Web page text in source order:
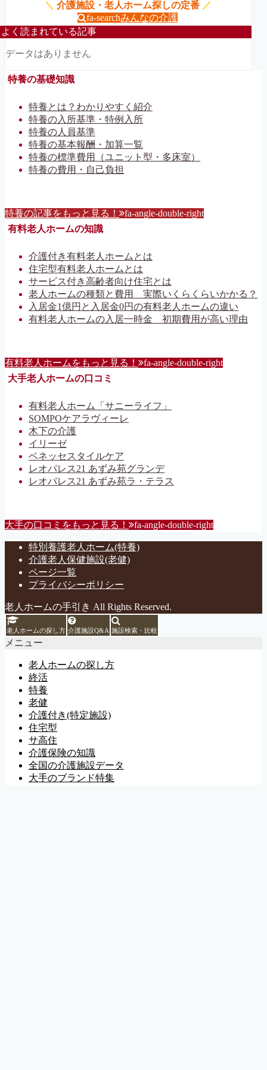
＼ 介護施設・老人ホーム探しの定番 ／
fa-searchみんなの介護
よく読まれている記事
データはありません
特養の基礎知識
特養とは？わかりやすく紹介
特養の入所基準・特例入所
特養の人員基準
特養の基本報酬・加算一覧
特養の標準費用（ユニット型・多床室）
特養の費用・自己負担
特養の記事をもっと見る！ fa-angle-double-right
有料老人ホームの知識
介護付き有料老人ホームとは
住宅型有料老人ホームとは
サービス付き高齢者向け住宅とは
老人ホームの種類と費用 実際いくらくらいかかる？
入居金1億円と入居金0円の有料老人ホームの違い
有料老人ホームの入居一時金 初期費用が高い理由
有料老人ホームをもっと見る！ fa-angle-double-right
大手老人ホームの口コミ
有料老人ホーム「サニーライフ」
SOMPOケアラヴィーレ
木下の介護
イリーゼ
ベネッセスタイルケア
レオパレス21 あずみ苑グランデ
レオパレス21 あずみ苑ラ・テラス
大手の口コミをもっと見る！ fa-angle-double-right
特別養護老人ホーム(特養)
介護老人保健施設(老健)
ページ一覧
プライバシーポリシー
老人ホームの手引き All Rights Reserved.
老人ホームの探し方 介護施設Q&A 施設検索・比較
メニュー
老人ホームの探し方
終活
特養
老健
介護付き(特定施設)
住宅型
サ高住
介護保険の知識
全国の介護施設データ
大手のブランド特集